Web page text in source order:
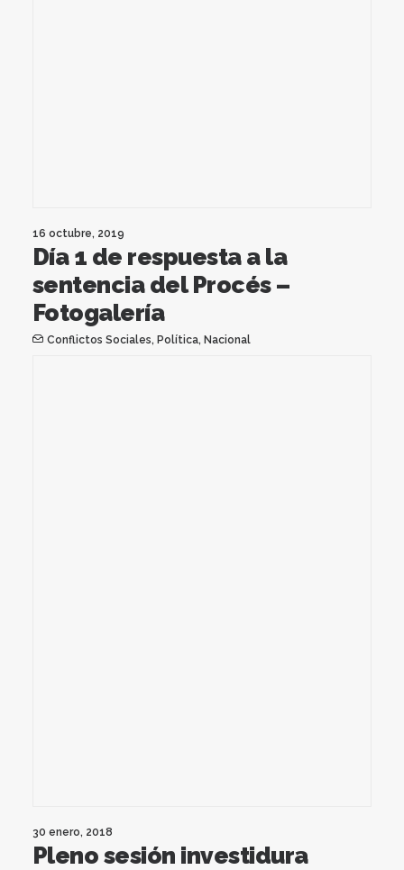
16 octubre, 2019
Día 1 de respuesta a la
sentencia del Procés –
Fotogalería
Conflictos Sociales, Política, Nacional
30 enero, 2018
Pleno sesión investidura